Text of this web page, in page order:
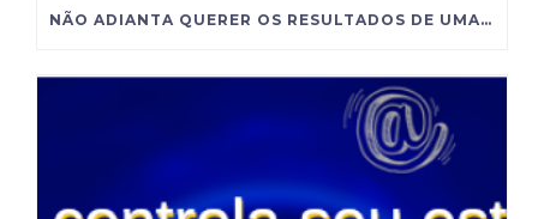
NÃO ADIANTA QUERER OS RESULTADOS DE UMA GRANDE EMPRESA SE VOCÊ INSISTE EM ADMINISTRAR COMO UMA PEQUENA